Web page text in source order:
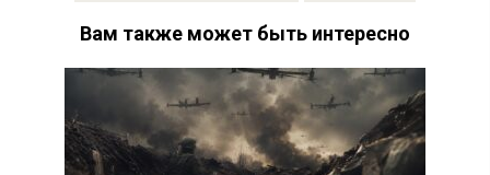
Вам также может быть интересно